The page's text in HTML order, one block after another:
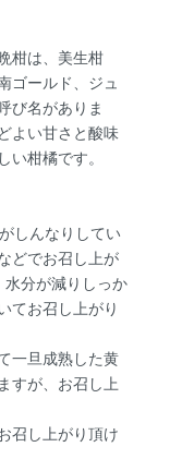
柑は、美生柑
ゴールド、ジュ
び名がありま
よい甘さと酸味
い柑橘です。
しんなりしてい
どでお召し上が
水分が減りしっか
てお召し上がり
一旦成熟した黄
すが、お召し上
召し上がり頂け